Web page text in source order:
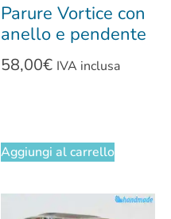
Parure Vortice con
anello e pendente
58,00€ IVA inclusa
Aggiungi al carrello